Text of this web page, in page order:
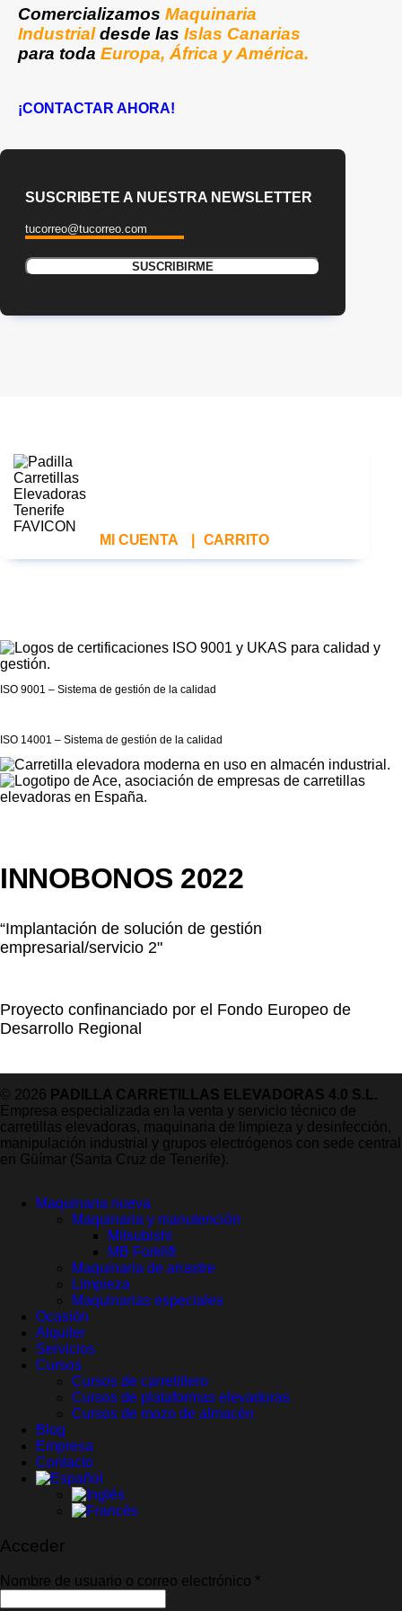
Comercializamos Maquinaria
Industrialdesde las Islas Canarias
para toda Europa, África y América.
¡CONTACTAR AHORA!
SUSCRIBETE A NUESTRA NEWSLETTER
MI CUENTA CARRITO
ISO 9001 – Sistema de gestión de la calidad
ISO 14001 – Sistema de gestión de la calidad
INNOBONOS 2022
“Implantación de solución de gestión
empresarial/servicio 2"
Proyecto confinanciado por el Fondo Europeo de
Desarrollo Regional
© 2026 PADILLA CARRETILLAS ELEVADORAS 4.0 S.L.
Empresa especializada en la venta y servicio técnico de
carretillas elevadoras, maquinaria de limpieza y desinfección,
manipulación industrial y grupos electrógenos con sede central
en Güímar (Santa Cruz de Tenerife).
Maquinaria nueva
Maquinaria y manutención
Mitsubishi
MB Forklift
Maquinaria de arrastre
Limpieza
Maquinarias especiales
Ocasión
Alquiler
Servicios
Cursos
Cursos de carretillero
Cursos de plataformas elevadoras
Cursos de mozo de almacén
Blog
Empresa
Contacto
Acceder
Nombre de usuario o correo electrónico *